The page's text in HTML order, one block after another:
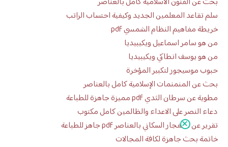
سلم تقاعد المعلمين الجديد وكيفية احتساب الراتب
خريطة مفاهيم النظام الشمسي pdf
من هو سامر اسماعيل ويكيبيديا
من هو يوسف انطاكي ويكيبيديا
حبوب موسيجور لتكبير المؤخرة
بحث عن المنمنمات الإسلامية كامل بالعناصر
مطوية عن سرطان الثدي pdf مميزة جاهزة للطباعة
دعاء النصر على الاعداء والظالمين كامل مكتوب
تقرير عن الانفجار السكاني بالعناصر pdf جاهز للطباعة
خاتمة بحث جاهزة لكافة المجالات